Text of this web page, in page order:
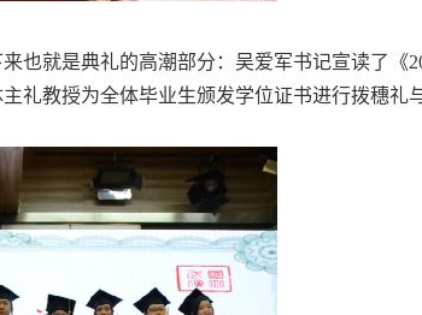
也就是典礼的高潮部分：吴爱军书记宣读了《
礼教授为全体毕业生颁发学位证书进行拨穗礼